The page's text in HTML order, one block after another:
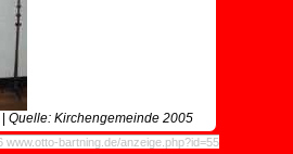
|Quelle: Kirchengemeinde 2005
www.otto-bartning.de/anzeige.php?id=55